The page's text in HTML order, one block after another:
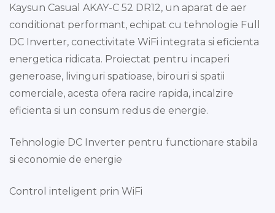
Kaysun Casual AKAY-C 52 DR12, un aparat de aer
conditionat performant, echipat cu tehnologie Full
DC Inverter, conectivitate WiFi integrata si eficienta
energetica ridicata. Proiectat pentru incaperi
generoase, livinguri spatioase, birouri si spatii
comerciale, acesta ofera racire rapida, incalzire
eficienta si un consum redus de energie.
Tehnologie DC Inverter pentru functionare stabila
si economie de energie
Control inteligent prin WiFi